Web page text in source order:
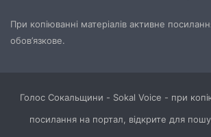
При копіюванні матеріалів активне
обов’язкове.
Голос Сокальщини - Sokal Voice - при
посилання на портал, відкрите для